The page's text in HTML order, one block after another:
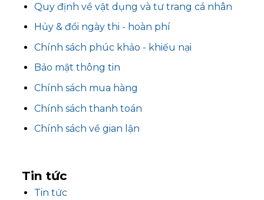
Quy định về vật dụng và tư trang cá nhân
Hủy & đổi ngày thi - hoàn phí
Chính sách phúc khảo - khiếu nại
Bảo mật thông tin
Chính sách mua hàng
Chính sách thanh toán
Chính sách về gian lận
Tin tức
Tin tức